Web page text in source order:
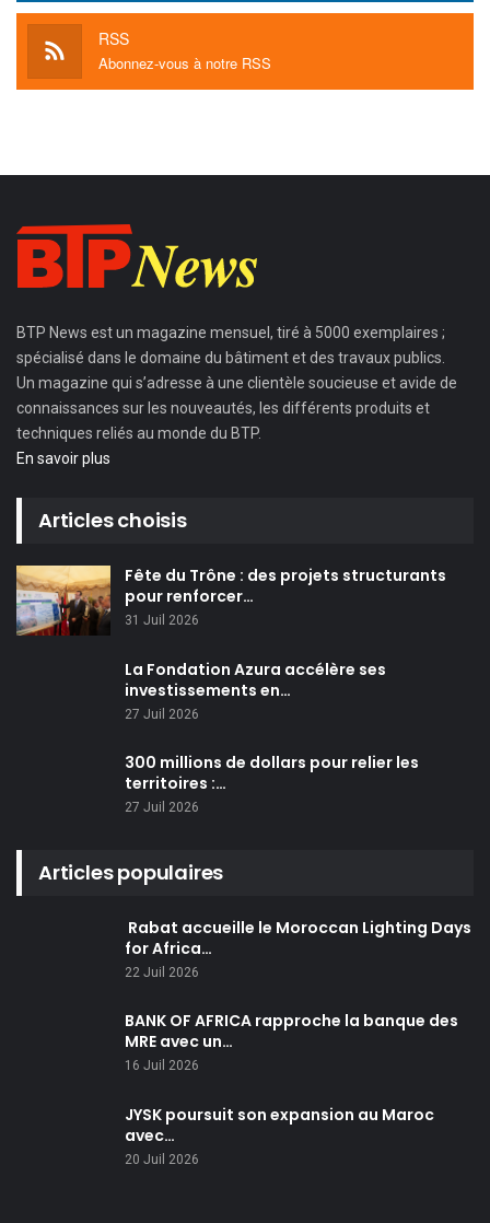
RSS
Abonnez-vous à notre RSS
BTP News est un magazine mensuel, tiré à 5000 exemplaires ;
spécialisé dans le domaine du bâtiment et des travaux publics.
Un magazine qui s’adresse à une clientèle soucieuse et avide de
connaissances sur les nouveautés, les différents produits et
techniques reliés au monde du BTP.
En savoir plus
Articles choisis
Fête du Trône : des projets structurants
pour renforcer…
31 Juil 2026
La Fondation Azura accélère ses
investissements en…
27 Juil 2026
300 millions de dollars pour relier les
territoires :…
27 Juil 2026
Articles populaires
Rabat accueille le Moroccan Lighting Days
for Africa…
22 Juil 2026
BANK OF AFRICA rapproche la banque des
MRE avec un…
16 Juil 2026
JYSK poursuit son expansion au Maroc
avec…
20 Juil 2026